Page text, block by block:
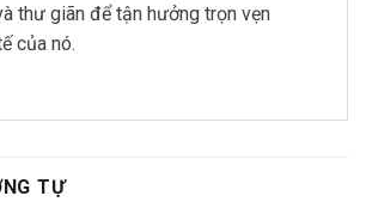
thư giãn để tận hưởng trọn vẹn
của nó.
TỰ